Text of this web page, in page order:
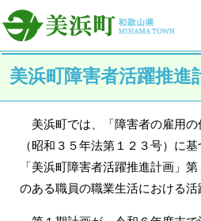
美浜町障害者活躍推進
美浜町では、「障害者の雇用の
（昭和３５年法第１２３号）に
「美浜町障害者活躍推進計画」
のある職員の職業生活における活